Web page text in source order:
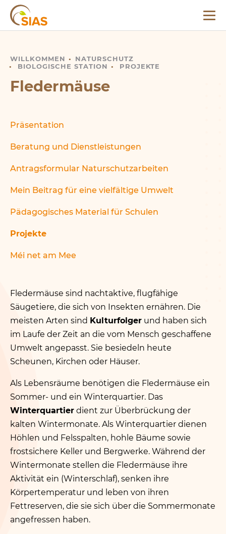
Menü
WILLKOMMEN
NATURSCHUTZ
BIOLOGISCHE STATION
PROJEKTE
FLEDERMÄUSE
Fledermäuse
Präsentation
Beratung und Dienstleistungen
Antragsformular Naturschutzarbeiten
Mein Beitrag für eine vielfältige Umwelt
Pädagogisches Material für Schulen
Projekte
Méi net am Mee
Fledermäuse sind nachtaktive, flugfähige
Säugetiere, die sich von Insekten ernähren. Die
meisten Arten sind Kulturfolger und haben sich
im Laufe der Zeit an die vom Mensch geschaffene
Umwelt angepasst. Sie besiedeln heute
Scheunen, Kirchen oder Häuser.
Als Lebensräume benötigen die Fledermäuse ein
Sommer- und ein Winterquartier. Das
Winterquartier dient zur Überbrückung der
kalten Wintermonate. Als Winterquartier dienen
Höhlen und Felsspalten, hohle Bäume sowie
frostsichere Keller und Bergwerke. Während der
Wintermonate stellen die Fledermäuse ihre
Aktivität ein (Winterschlaf), senken ihre
Körpertemperatur und leben von ihren
Fettreserven, die sie sich über die Sommermonate
angefressen haben.